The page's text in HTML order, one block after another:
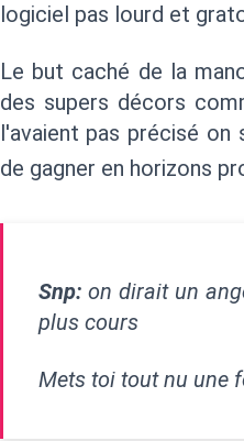
logiciel pas lourd et
Le but caché de la
des supers décors
l'avaient pas précisé on
de gagner en horizons
Snp: on dirait un
plus cours
Mets toi tout nu une